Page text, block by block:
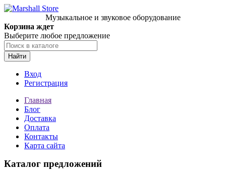
Музыкальное и звуковое оборудование
Корзина ждет
Выберите любое предложение
Найти
Вход
Регистрация
Главная
Блог
Доставка
Оплата
Контакты
Карта сайта
Каталог предложений